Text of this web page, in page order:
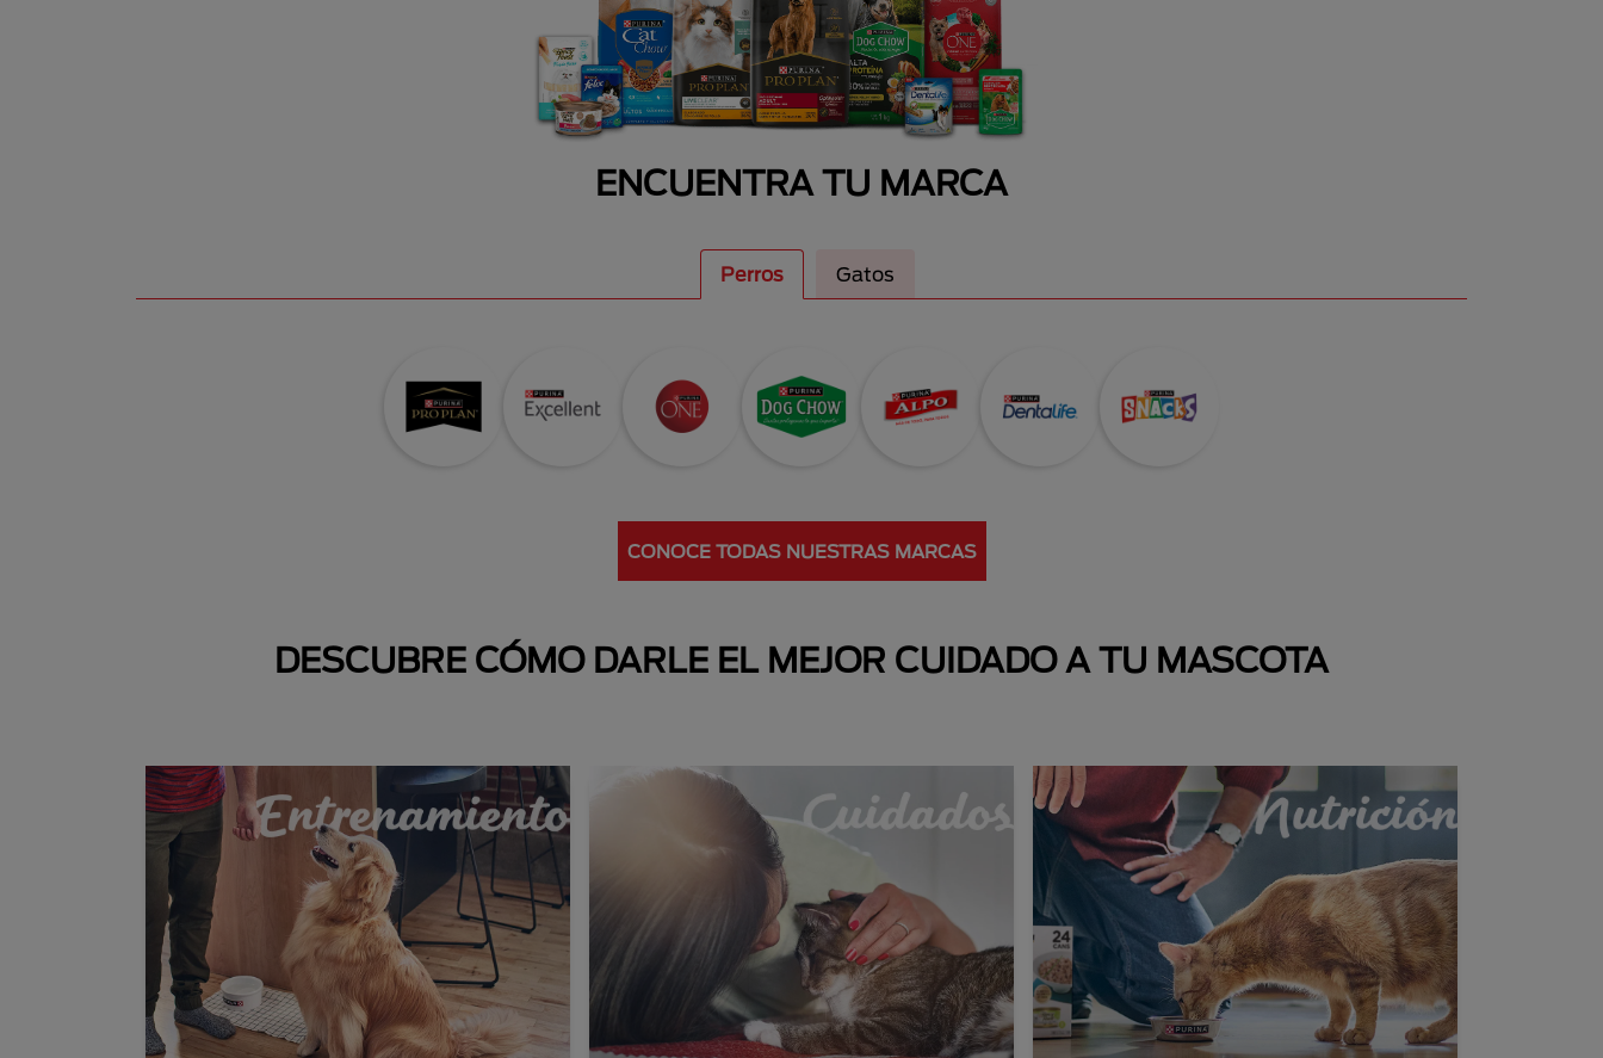
ENCUENTRA TU MARCA
Perros Gatos
CONOCE TODAS NUESTRAS MARCAS
DESCUBRE CÓMO DARLE EL MEJOR CUIDADO A TU MASCOTA